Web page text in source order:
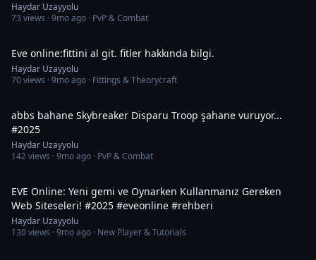
Haydar Uzayyolu
73 views ·9mo ago · PvP & Combat
Eve online:fittini al git. fitler hakkında bilgi.
Haydar Uzayyolu
70views ·9mo ago · Fittings & Theorycraft
abbs bahane Skybreaker Disparu Troop şahane vuruyor...
#2025
Haydar Uzayyolu
142views ·9mo ago · PvP & Combat
EVE Online: Yeni gemi ve Oynarken Kullanmanız Gereken
Web Siteseleri! #2025 #eveonline #rehberi
Haydar Uzayyolu
130views ·9mo ago · New Player & Tutorials